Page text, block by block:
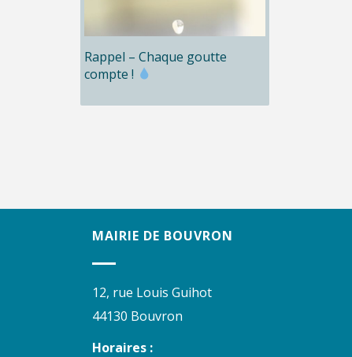
Rappel – Chaque goutte
compte !
MAIRIE DE BOUVRON
12, rue Louis Guihot
44130 Bouvron
Horaires :